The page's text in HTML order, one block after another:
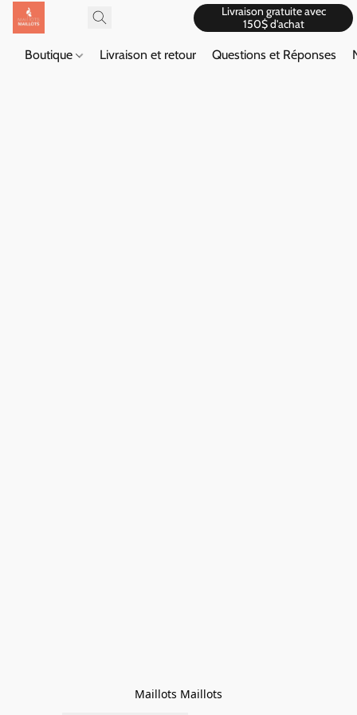
Livraison gratuite avec
150$ d'achat
Boutique Livraison et retour Questions et Réponses
Maillots Maillots